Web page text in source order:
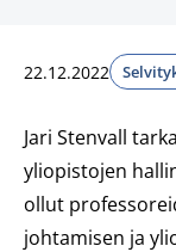
22.12.2022
Jari Stenvall
yliopistojen
ollut
johtamisen ja